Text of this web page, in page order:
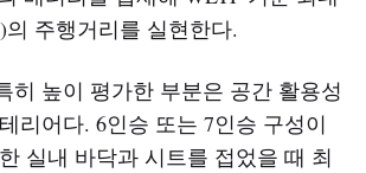
의 주행거리를 실현한다.
히 높이 평가한 부분은 공간 활용성
리어다. 6인승 또는 7인승 구성이
실내 바닥과 시트를 접었을 때 최